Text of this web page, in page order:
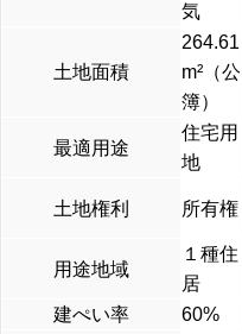
気
土地面積
264.61
m²（公
簿）
最適用途
住宅用
地
土地権利 所有権
用途地域
１種住
居
建ぺい率 60%